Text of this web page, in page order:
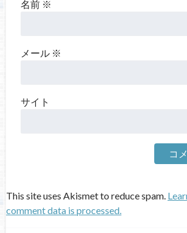
名前 ※
メール ※
サイト
This site uses Akismet to reduce spam.
comment data is processed.